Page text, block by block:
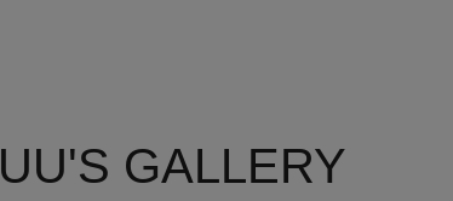
GALLERY